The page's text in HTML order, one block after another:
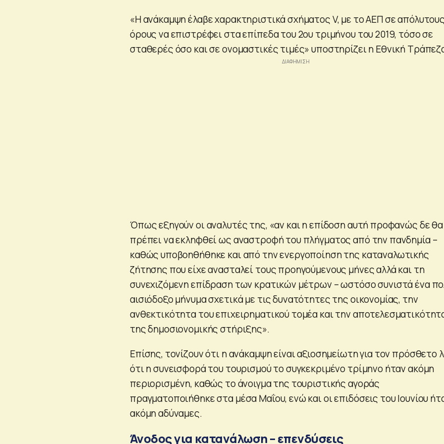
«Η ανάκαμψη έλαβε χαρακτηριστικά σχήματος V, με το ΑΕΠ σε
όρους να επιστρέφει στα επίπεδα του 2ου τριμήνου του 2019, τόσο σε
σταθερές όσο και σε ονομαστικές τιμές» υποστηρίζει η Εθνική
Όπως εξηγούν οι αναλυτές της, «αν και η επίδοση αυτή προφανώς δε θα
πρέπει να εκληφθεί ως αναστροφή του πλήγματος από την πανδημία –
καθώς υποβοηθήθηκε και από την ενεργοποίηση της καταναλωτικής
ζήτησης που είχε ανασταλεί τους προηγούμενους μήνες αλλά και τη
συνεχιζόμενη επίδραση των κρατικών μέτρων – ωστόσο συνιστά ένα
αισιόδοξο μήνυμα σχετικά με τις δυνατότητες της οικονομίας, την
ανθεκτικότητα του επιχειρηματικού τομέα και την
της δημοσιονομικής στήριξης».
Επίσης, τονίζουν ότι η ανάκαμψη είναι αξιοσημείωτη για τον πρόσθετο
ότι η συνεισφορά του τουρισμού το συγκεκριμένο τρίμηνο ήταν ακόμη
περιορισμένη, καθώς το άνοιγμα της τουριστικής αγοράς
πραγματοποιήθηκε στα μέσα Μαΐου, ενώ και οι επιδόσεις του Ιουνίου
ακόμη αδύναμες.
Άνοδος για κατανάλωση – επενδύσεις